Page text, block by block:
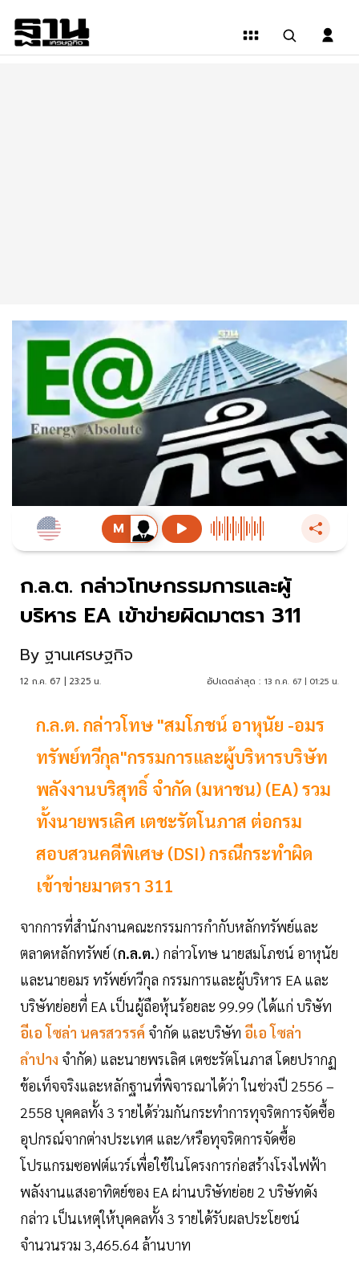
ก.ล.ต. กล่าวโทษกรรมการและผู้
บริหาร EA เข้าข่ายผิดมาตรา 311
By ฐานเศรษฐกิจ
12 ก.ค. 67 | 23:25 น. อัปเดตล่าสุด : 13 ก.ค. 67 | 01:25 น.
ก.ล.ต. กล่าวโทษ "สมโภชน์ อาหุนัย -อมร
ทรัพย์ทวีกุล"กรรมการและผู้บริหารบริษัท
พลังงานบริสุทธิ์ จำกัด (มหาชน) (EA) รวม
ทั้งนายพรเลิศ เตชะรัตโนภาส ต่อกรม
สอบสวนคดีพิเศษ (DSI) กรณีกระทำผิด
เข้าข่ายมาตรา 311
จากการที่สำนักงานคณะกรรมการกำกับหลักทรัพย์และ
ตลาดหลักทรัพย์ (ก.ล.ต.) กล่าวโทษ นายสมโภชน์ อาหุนัย
และนายอมร ทรัพย์ทวีกุล กรรมการและผู้บริหาร EA และ
บริษัทย่อยที่ EA เป็นผู้ถือหุ้นร้อยละ 99.99 (ได้แก่ บริษัท
อีเอ โซล่า นครสวรรค์ จำกัด และบริษัท อีเอ โซล่า
ลำปาง จำกัด) และนายพรเลิศ เตชะรัตโนภาส โดยปรากฏ
ข้อเท็จจริงและหลักฐานที่พิจารณาได้ว่า ในช่วงปี 2556 –
2558 บุคคลทั้ง 3 รายได้ร่วมกันกระทำการทุจริตการจัดซื้อ
อุปกรณ์จากต่างประเทศ และ/หรือทุจริตการจัดซื้อ
โปรแกรมซอฟต์แวร์เพื่อใช้ในโครงการก่อสร้างโรงไฟฟ้า
พลังงานแสงอาทิตย์ของ EA ผ่านบริษัทย่อย 2 บริษัทดัง
กล่าว เป็นเหตุให้บุคคลทั้ง 3 รายได้รับผลประโยชน์
จำนวนรวม 3,465.64 ล้านบาท